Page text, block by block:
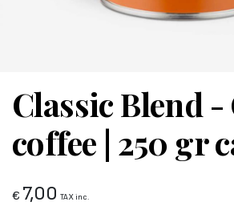
Classic Blend
coffee | 250 gr
€ 7,00 TAX inc.